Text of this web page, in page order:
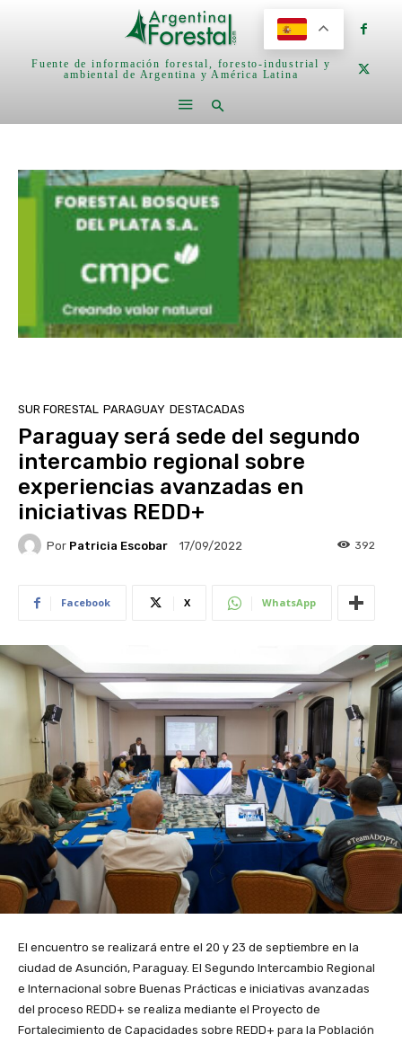
Fuente de información forestal, foresto-industrial y
ambiental de Argentina y América Latina
SUR FORESTAL PARAGUAY DESTACADAS
Paraguay será sede del segundo
intercambio regional sobre
experiencias avanzadas en
iniciativas REDD+
Por Patricia Escobar 17/09/2022 392
Facebook X WhatsApp
El encuentro se realizará entre el 20 y 23 de septiembre en la
ciudad de Asunción, Paraguay. El Segundo Intercambio Regional
e Internacional sobre Buenas Prácticas e iniciativas avanzadas
del proceso REDD+ se realiza mediante el Proyecto de
Fortalecimiento de Capacidades sobre REDD+ para la Población